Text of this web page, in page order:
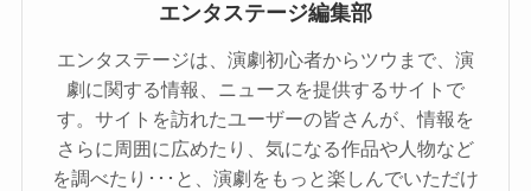
エンタステージ編集部
エンタステージは、演劇初心者からツウまで、演
劇に関する情報、ニュースを提供するサイトで
す。サイトを訪れたユーザーの皆さんが、情報を
さらに周囲に広めたり、気になる作品や人物など
を調べたり･･･と、演劇をもっと楽しんでいただけ